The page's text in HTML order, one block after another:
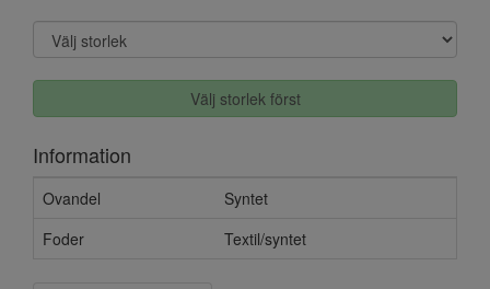
Välj storlek först
Information
Ovandel
Syntet
Foder
Textil/syntet